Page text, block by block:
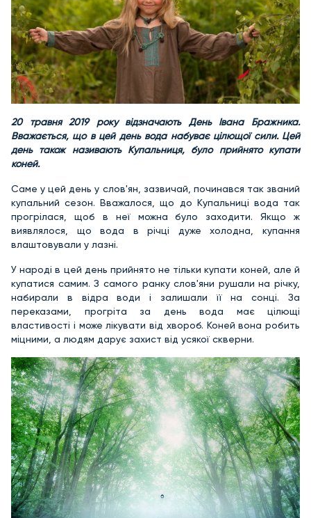
20 травня 2019 року відзначають День Івана Бражника.
Вважається, що в цей день вода набуває цілющої сили. Цей
день також називають Купальниця, було прийнято купати
коней.
Саме у цей день у слов'ян, зазвичай, починався так званий
купальний сезон. Вважалося, що до Купальниці вода так
прогрілася, щоб в неї можна було заходити. Якщо ж
виявлялося, що вода в річці дуже холодна, купання
влаштовували у лазні.
У народі в цей день прийнято не тільки купати коней, але й
купатися самим. З самого ранку слов'яни рушали на річку,
набирали в відра води і залишали її на сонці. За
переказами, прогріта за день вода має цілющі
властивості і може лікувати від хвороб. Коней вона робить
міцними, а людям дарує захист від усякої скверни.